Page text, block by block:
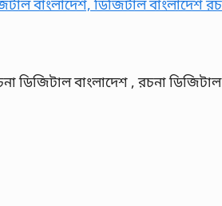
ডিজিটাল বাংলাদেশ , রচনা ডিজিটাল